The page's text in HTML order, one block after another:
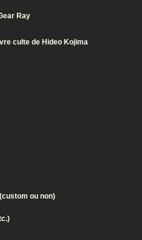
Ray
culte de Hideo Kojima
ou non)